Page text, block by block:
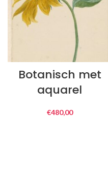
Botanisch met
aquarel
€480,00